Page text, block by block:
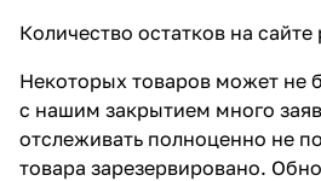
Количество остатков на сайте
Некоторых товаров может не
с нашим закрытием много
отслеживать полноценно не
товара зарезервировано.